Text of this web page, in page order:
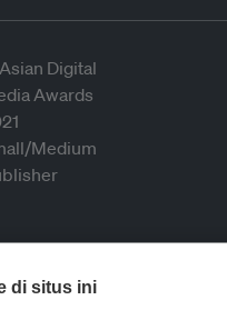
di situs ini